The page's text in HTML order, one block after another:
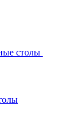
столы